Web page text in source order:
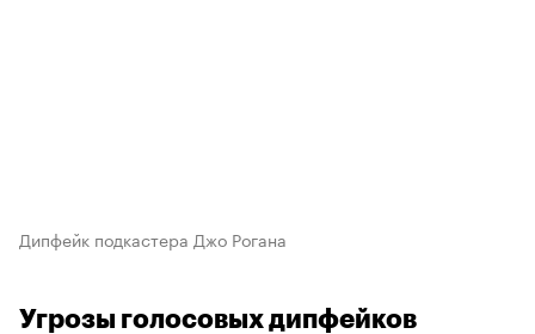
Дипфейк подкастера Джо Рогана
Угрозы голосовых дипфейков